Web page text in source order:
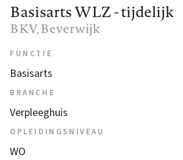
Basisarts WLZ - tijdelijk
BKV, Beverwijk
FUNCTIE
Basisarts
BRANCHE
Verpleeghuis
OPLEIDINGSNIVEAU
WO